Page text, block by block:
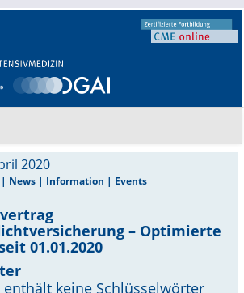
2020
| News | Information | Events
– Optimierte
01.01.2020
enthält keine Schlüsselwörter